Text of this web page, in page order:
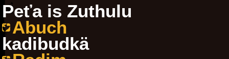
Peťa is Zuthulu
Abuch
kadibudkä